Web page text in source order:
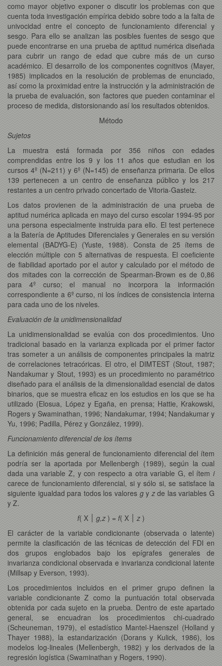
como mayor objetivo exponer o discutir los problemas con que
cuenta toda investigación empírica debido sobre todo a la falta de
univocidad entre el concepto de funcionamiento diferencial y
sesgo. Para ello se analizan las posibles fuentes de sesgo que
puede encontrarse en una prueba de aptitud numérica diseñada
para cubrir un rango de edad que cubre más de un curso
académico. El desarrollo de los componentes cognitivos (Mayer,
1985) implicados en la resolución de problemas de enunciado,
así como la proximidad entre la instrucción y la administración de
la prueba de evaluación, son factores que pueden contaminar el
proceso de medida, distorsionando así los resultados obtenidos.
Método
Sujetos
La muestra está formada por 356 niños con edades
comprendidas entre los 9 y los 11 años que estudian en los
cursos 4º (N=211) y 6º (N=145) de enseñanza primaria. De ellos
139 pertenecen a un centro de enseñanza público y los 217
restantes a un centro privado concertado de Vitoria-Gasteiz.
Los datos provienen de la administración de una prueba de
aptitud numérica aplicada en mayo del curso escolar 1994-95 por
una persona especialmente instruida para ello. El test pertenece
a la Batería de Aptitudes Diferenciales y Generales en su versión
elemental (BADYG-E) (Yuste, 1988). Consta de 25 ítems de
elección múltiple con 5 alternativas de respuesta. El coeficiente
de fiabilidad aportado por el autor y calculado por el método de
dos mitades con la corrección de Spearman-Brown es de 0,86
para 4º curso; el manual no incorpora la información
correspondiente a 6º curso, ni los índices de consistencia interna
para cada uno de los niveles.
Evaluación de la unidimensionalidad
La unidimensionalidad se evalúa con dos procedimientos. Uno
tradicional basado en la varianza explicada por el primer factor
tras someter a un análisis de componentes principales la matriz
de correlaciones tetracóricas. El otro, el DIMTEST (Stout, 1987;
Nandakumar y Stout, 1993) es un procedimiento no paramétrico
diseñado para el análisis de la dimensionalidad esencial de datos
binarios, que se muestra eficaz en los estudios en los que se ha
utilizado (Elosua, López y Egaña, en prensa; Hattie, Krakowski,
Rogers y Swaminathan, 1996; Nandakumar, 1994; Nandakumar y
Yu, 1996; Padilla, Pérez y González, 1999).
Funcionamiento diferencial de los ítems
La definición más general de funcionamiento diferencial del ítem
podría ser la aportada por Mellenbergh (1989), según la cual
dada una variable Z, y con respecto a otra variable G, el ítem i
carece de funcionamiento diferencial, si y sólo si, se satisface la
siguiente igualdad para todos los valores gy zde las variables G
y Z.
f
g,z ) = f z )
El carácter de la variable condicionante (observada o latente)
permite la clasificación de las técnicas de detección del FDI en
dos grupos englobados bajo los epígrafes generales de
invarianza condicional observada e invarianza condicional latente
(Millsap y Everson, 1993).
Los procedimientos incluidos en el primer grupo definen la
variable condicionante Z como la puntuación total observada
obtenida por cada sujeto en la prueba. Dentro de este apartado
general, se encuadran los procedimientos chi-cuadrado
(Scheuneman, 1979), el estadístico Mantel-Haenszel (Holland y
Thayer 1988), la estandarización (Dorans y Kulick, 1986), los
modelos log-lineales (Mellenbergh, 1982) y los derivados de la
regresión logística (Swaminathan y Rogers, 1990).